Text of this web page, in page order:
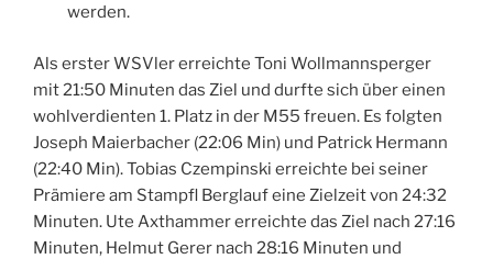
werden.
Als erster WSVler erreichte Toni Wollmannsperger
mit 21:50 Minuten das Ziel und durfte sich über einen
wohlverdienten 1. Platz in der M55 freuen. Es folgten
Joseph Maierbacher (22:06 Min) und Patrick Hermann
(22:40 Min). Tobias Czempinski erreichte bei seiner
Prämiere am Stampfl Berglauf eine Zielzeit von 24:32
Minuten. Ute Axthammer erreichte das Ziel nach 27:16
Minuten, Helmut Gerer nach 28:16 Minuten und